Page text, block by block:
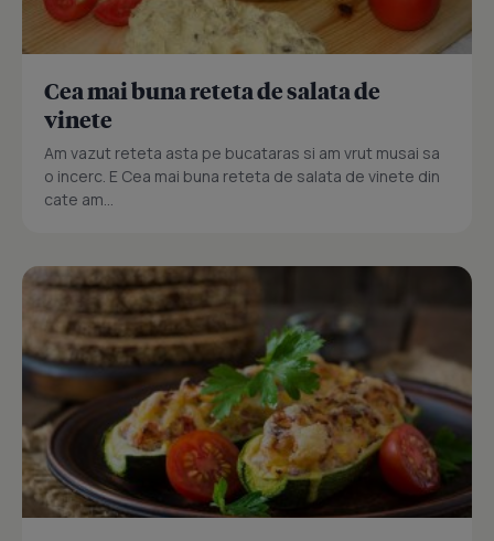
Cea mai buna reteta de salata de
vinete
Am vazut reteta asta pe bucataras si am vrut musai sa
o incerc. E Cea mai buna reteta de salata de vinete din
cate am...